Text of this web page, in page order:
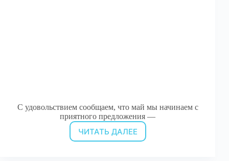
С удовольствием сообщаем, что май мы начинаем с
приятного предложения —
ЧИТАТЬ ДАЛЕЕ
Весенняя